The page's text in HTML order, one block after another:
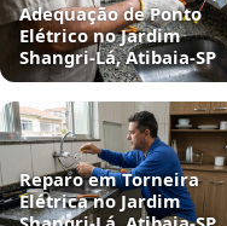
Adequação de Ponto
Elétrico no Jardim
Shangri-Lá, Atibaia‑SP
Reparo em Torneira
Elétrica no Jardim